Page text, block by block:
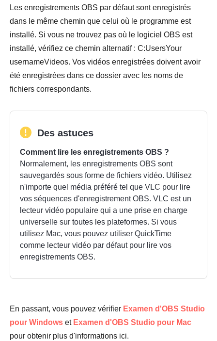
Les enregistrements OBS par défaut sont enregistrés
dans le même chemin que celui où le programme est
installé. Si vous ne trouvez pas où le logiciel OBS est
installé, vérifiez ce chemin alternatif : C:UsersYour
usernameVideos. Vos vidéos enregistrées doivent avoir
été enregistrées dans ce dossier avec les noms de
fichiers correspondants.
Des astuces
Comment lire les enregistrements OBS ?
Normalement, les enregistrements OBS sont
sauvegardés sous forme de fichiers vidéo. Utilisez
n'importe quel média préféré tel que VLC pour lire
vos séquences d'enregistrement OBS. VLC est un
lecteur vidéo populaire qui a une prise en charge
universelle sur toutes les plateformes. Si vous
utilisez Mac, vous pouvez utiliser QuickTime
comme lecteur vidéo par défaut pour lire vos
enregistrements OBS.
En passant, vous pouvez vérifier Examen d'OBS Studio
pour Windows et Examen d'OBS Studio pour Mac
pour obtenir plus d'informations ici.